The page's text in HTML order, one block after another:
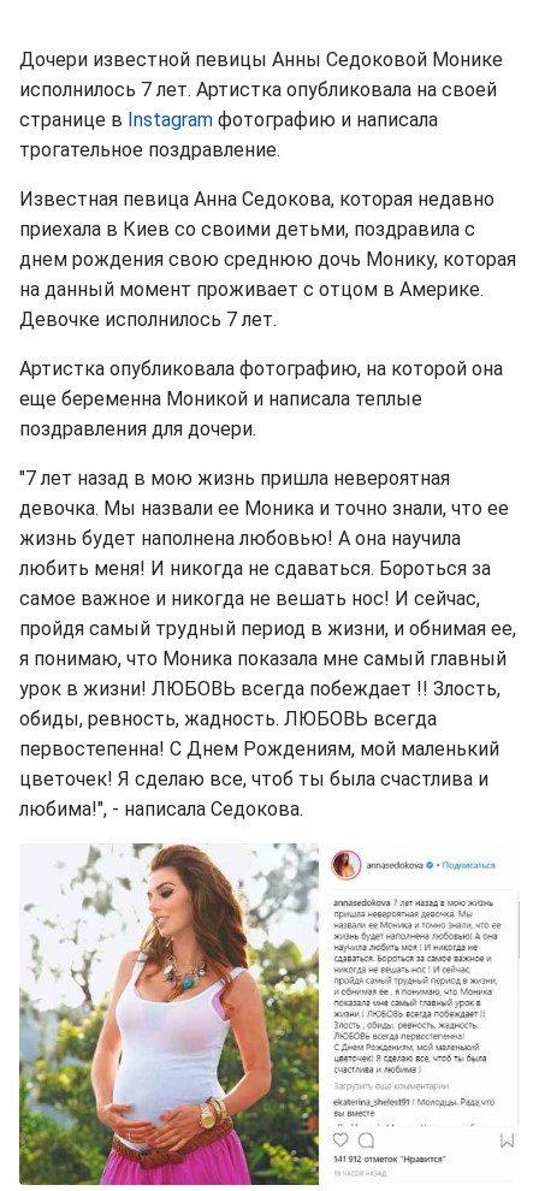
Дочери известной певицы Анны Седоковой Монике
исполнилось 7 лет. Артистка опубликовала на своей
странице в Instagram фотографию и написала
трогательное поздравление.
Известная певица Анна Седокова, которая недавно
приехала в Киев со своими детьми, поздравила с
днем рождения свою среднюю дочь Монику, которая
на данный момент проживает с отцом в Америке.
Девочке исполнилось 7 лет.
Артистка опубликовала фотографию, на которой она
еще беременна Моникой и написала теплые
поздравления для дочери.
"7 лет назад в мою жизнь пришла невероятная
девочка. Мы назвали ее Моника и точно знали, что ее
жизнь будет наполнена любовью! А она научила
любить меня! И никогда не сдаваться. Бороться за
самое важное и никогда не вешать нос! И сейчас,
пройдя самый трудный период в жизни, и обнимая ее,
я понимаю, что Моника показала мне самый главный
урок в жизни! ЛЮБОВЬ всегда побеждает !! Злость,
обиды, ревность, жадность. ЛЮБОВЬ всегда
первостепенна! С Днем Рождениям, мой маленький
цветочек! Я сделаю все, чтоб ты была счастлива и
любима!", - написала Седокова.